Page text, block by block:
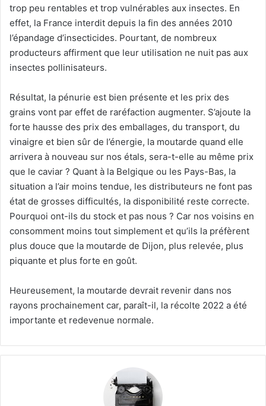
trop peu rentables et trop vulnérables aux insectes. En
effet, la France interdit depuis la fin des années 2010
l’épandage d’insecticides. Pourtant, de nombreux
producteurs affirment que leur utilisation ne nuit pas aux
insectes pollinisateurs.
Résultat, la pénurie est bien présente et les prix des
grains vont par effet de raréfaction augmenter. S’ajoute la
forte hausse des prix des emballages, du transport, du
vinaigre et bien sûr de l’énergie, la moutarde quand elle
arrivera à nouveau sur nos étals, sera-t-elle au même prix
que le caviar ? Quant à la Belgique ou les Pays-Bas, la
situation a l’air moins tendue, les distributeurs ne font pas
état de grosses difficultés, la disponibilité reste correcte.
Pourquoi ont-ils du stock et pas nous ? Car nos voisins en
consomment moins tout simplement et qu’ils la préfèrent
plus douce que la moutarde de Dijon, plus relevée, plus
piquante et plus forte en goût.
Heureusement, la moutarde devrait revenir dans nos
rayons prochainement car, paraît-il, la récolte 2022 a été
importante et redevenue normale.